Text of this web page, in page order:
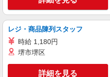
通費全支給(ガ
北葛城郡広
キープ
株式会社kotrio /●NR-H-2009787
レジ・商品陳列スタッフ
時給 1,180円
堺市堺区
詳細を見る